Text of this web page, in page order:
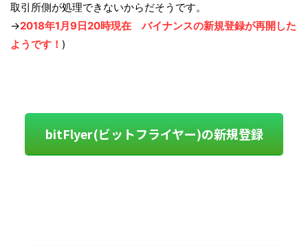
取引所側が処理できないからだそうです。
→2018年1月9日20時現在 バイナンスの新規登録が再開した
ようです！ )
bitFlyer(ビットフライヤー)の新規登録